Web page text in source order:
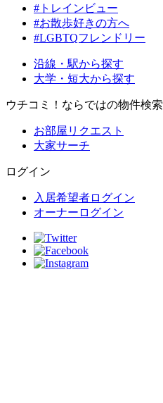
#トレインビュー
#お散歩好きの方へ
#LGBTQフレンドリー
沿線・駅から探す
大学・短大から探す
ウチコミ！ならではの物件検索
お部屋リクエスト
大家サーチ
ログイン
入居希望者ログイン
オーナーログイン